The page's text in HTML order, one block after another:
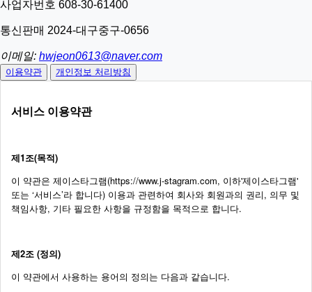
사업자번호 608-30-61400
통신판매 2024-대구중구-0656
이메일: hwjeon0613@naver.com
이용약관 개인정보 처리방침
서비스 이용약관
제1조(목적)
이 약관은 제이스타그램(https://www.j-stagram.com, 이하'제이스타그램'
또는 ‘서비스’라 합니다) 이용과 관련하여 회사와 회원과의 권리, 의무 및
책임사항, 기타 필요한 사항을 규정함을 목적으로 합니다.
제2조 (정의)
이 약관에서 사용하는 용어의 정의는 다음과 같습니다.